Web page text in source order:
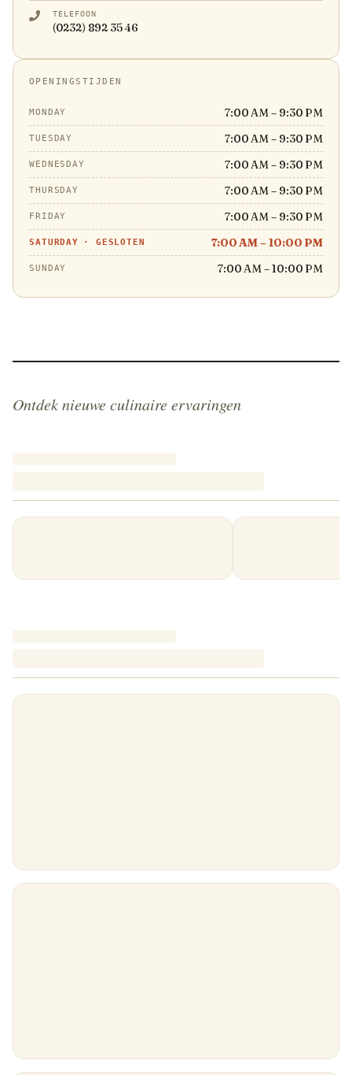
TELEFOON
(0232) 892 35 46
OPENINGSTIJDEN
MONDAY 7:00 AM – 9:30 PM
TUESDAY 7:00 AM – 9:30 PM
WEDNESDAY 7:00 AM – 9:30 PM
THURSDAY 7:00 AM – 9:30 PM
FRIDAY 7:00 AM – 9:30 PM
SATURDAY · GESLOTEN 7:00 AM – 10:00 PM
SUNDAY 7:00 AM – 10:00 PM
Ontdek nieuwe culinaire ervaringen